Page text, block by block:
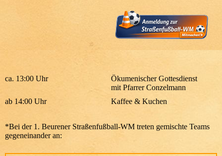
ca. 13:00 Uhr
Ökumenischer Gottesdienst
mit Pfarrer Conzelmann
ab 14:00 Uhr
Kaffee & Kuchen
*Bei der 1. Beurener Straßenfußball-WM treten gemischte Teams
gegeneinander an: